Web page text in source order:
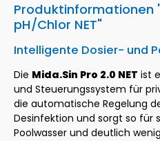
Produktinformationen
pH/Chlor NET"
Intelligente Dosier- und
Die Mida.Sin Pro 2.0 NET ist
und Steuerungssystem für
die automatische Regelung
Desinfektion und sorgt so für
Poolwasser und deutlich